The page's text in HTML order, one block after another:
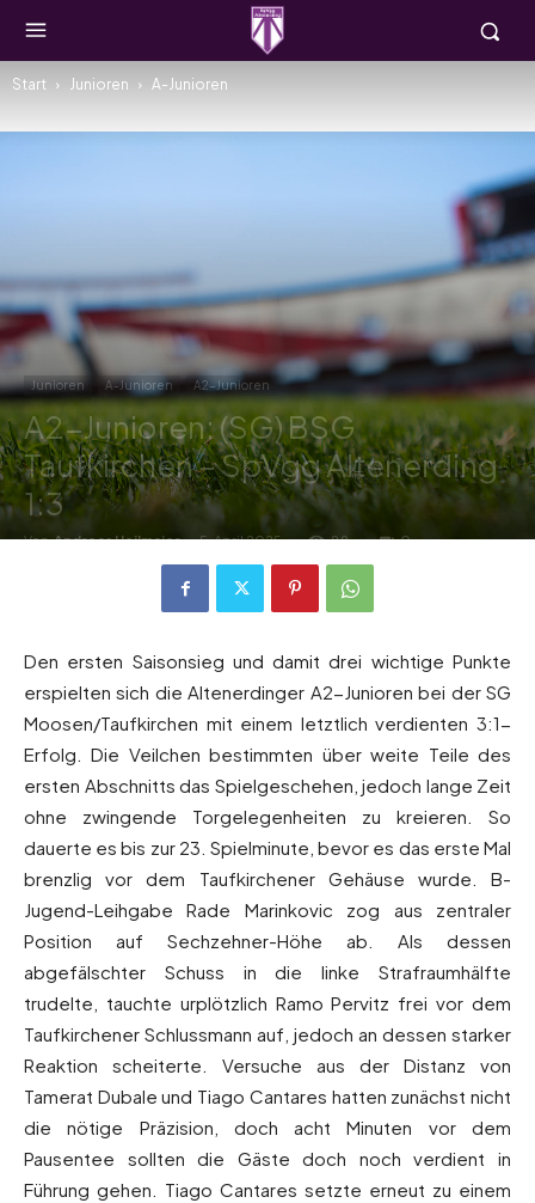
Start Junioren A-Junioren
Junioren A-Junioren A2-Junioren
A2-Junioren: (SG) BSG
Taufkirchen – SpVgg Altenerding
1:3
Von Andreas Heilmaier - 5. April 2025 88 0
Den ersten Saisonsieg und damit drei wichtige Punkte
erspielten sich die Altenerdinger A2-Junioren bei der SG
Moosen/Taufkirchen mit einem letztlich verdienten 3:1-
Erfolg. Die Veilchen bestimmten über weite Teile des
ersten Abschnitts das Spielgeschehen, jedoch lange Zeit
ohne zwingende Torgelegenheiten zu kreieren. So
dauerte es bis zur 23. Spielminute, bevor es das erste Mal
brenzlig vor dem Taufkirchener Gehäuse wurde. B-
Jugend-Leihgabe Rade Marinkovic zog aus zentraler
Position auf Sechzehner-Höhe ab. Als dessen
abgefälschter Schuss in die linke Strafraumhälfte
trudelte, tauchte urplötzlich Ramo Pervitz frei vor dem
Taufkirchener Schlussmann auf, jedoch an dessen starker
Reaktion scheiterte. Versuche aus der Distanz von
Tamerat Dubale und Tiago Cantares hatten zunächst nicht
die nötige Präzision, doch acht Minuten vor dem
Pausentee sollten die Gäste doch noch verdient in
Führung gehen. Tiago Cantares setzte erneut zu einem